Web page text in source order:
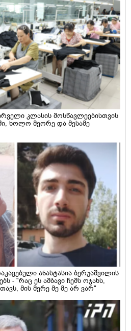
კლასის მოსწავლეებისთვის
ხოლო მეორე და მესამე
ანასტასია ბერუაშვილის
- "რაც ეს ამბავი ჩემს ოჯახს,
მის მერე მე მე არ ვარ"